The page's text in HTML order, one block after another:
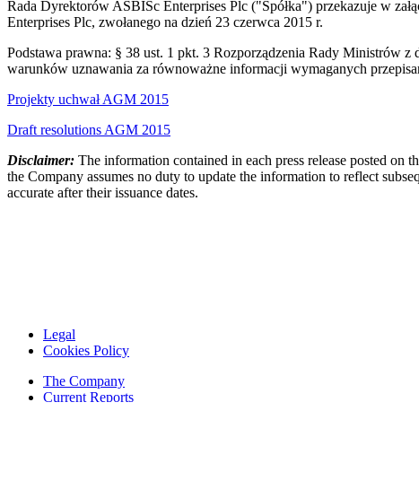
Rada Dyrektorów ASBISc Enterprises Plc ("Spółka") przekazuje w
Enterprises Plc, zwołanego na dzień 23 czerwca 2015 r.
Podstawa prawna: § 38 ust. 1 pkt. 3 Rozporządzenia Rady Ministrów
warunków uznawania za równoważne informacji wymaganych
Projekty uchwał AGM 2015
Draft resolutions AGM 2015
Disclaimer: The information contained in each press release posted on
the Company assumes no duty to update the information to reflect
accurate after their issuance dates.
Legal
Cookies Policy
The Company
Current Reports